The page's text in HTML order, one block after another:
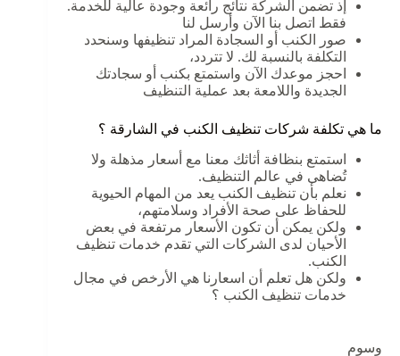
إذ تضمن الشركة نتائج رائعة وجودة عالية للخدمة.
فقط اتصل بنا الآن وأرسل لنا
صور الكنب أو السجادة المراد تنظيفها وسنحدد
التكلفة بالنسبة لك. لا تتردد،
احجز موعدك الآن واستمتع بكنب أو سجادتك
الجديدة واللامعة بعد عملية التنظيف
ما هي تكلفة شركات تنظيف الكنب في الشارقة ؟
استمتع بنظافة أثاثك معنا مع أسعار مذهلة ولا
تُضاهى في عالم التنظيف.
نعلم بأن تنظيف الكنب يعد من المهام الحيوية
للحفاظ على صحة الأفراد وسلامتهم،
ولكن يمكن أن تكون الأسعار مرتفعة في بعض
الأحيان لدى الشركات التي تقدم خدمات تنظيف
الكنب.
ولكن هل تعلم أن اسعارنا هي الأرخص في مجال
خدمات تنظيف الكنب ؟
وسوم